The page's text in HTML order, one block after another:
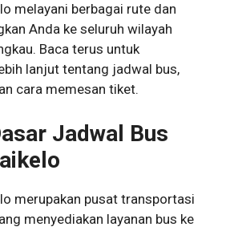
melayani berbagai rute dan
Anda ke seluruh wilayah
Baca terus untuk
lanjut tentang jadwal bus,
cara memesan tiket.
Jadwal Bus
merupakan pusat transportasi
menyediakan layanan bus ke